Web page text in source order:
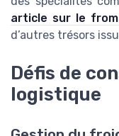
article sur le
d’autres trésors
Défis de
logistique